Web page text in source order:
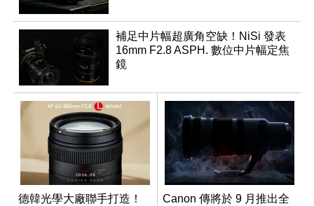
補足中片幅超廣角空缺！NiSi 發表
16mm F2.8 ASPH. 數位中片幅定焦
鏡
德韓光學大廠聯手打造！
Canon 傳將於 9 月推出全